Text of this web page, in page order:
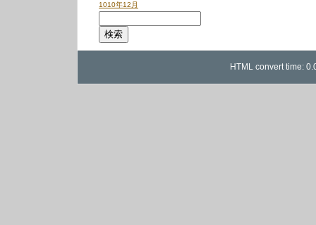
1010年12月
HTML convert time: